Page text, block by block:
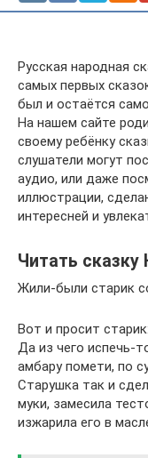
Русская народная
самых первых
был и остаётся
На нашем сайте
своему ребёнку
слушатели могут
аудио, или даже
иллюстрации,
интересней и
Читать сказку
Жили-были старик
Вот и просит
Да из чего испечь-
амбару помети, по
Старушка так и
муки, замесила
изжарила его в